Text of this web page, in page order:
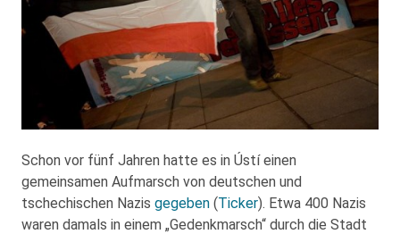
Schon vor fünf Jahren hatte es in Ústí einen
gemeinsamen Aufmarsch von deutschen und
tschechischen Nazis gegeben (Ticker). Etwa 400 Nazis
waren damals in einem „Gedenkmarsch“ durch die Stadt